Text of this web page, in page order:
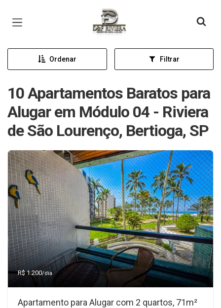
Página inicial
Ordenar Filtrar
10 Apartamentos Baratos para
Alugar em Módulo 04 - Riviera
de São Lourenço, Bertioga, SP
R$ 1.200/dia
Apartamento para Alugar com 2 quartos, 71m²